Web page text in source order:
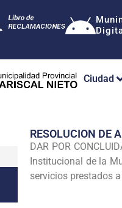
Ciudad
RESOLUCION DE
DAR POR
Institucional de la
servicios prestados